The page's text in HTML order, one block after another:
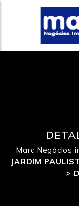
Marc Negócios
JARDIM
>